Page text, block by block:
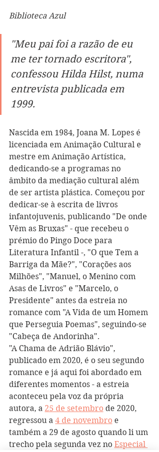
Biblioteca Azul
"Meu pai foi a razão de eu
me ter tornado escritora",
confessou Hilda Hilst, numa
entrevista publicada em
1999.
Nascida em 1984, Joana M. Lopes é
licenciada em Animação Cultural e
mestre em Animação Artística,
dedicando-se a programas no
âmbito da mediação cultural além
de ser artista plástica. Começou por
dedicar-se à escrita de livros
infantojuvenis, publicando "De onde
Vêm as Bruxas" - que recebeu o
prémio do Pingo Doce para
Literatura Infantil -, "O que Tem a
Barriga da Mãe?", "Corações aos
Milhões", "Manuel, o Menino com
Asas de Livros" e "Marcelo, o
Presidente" antes da estreia no
romance com "A Vida de um Homem
que Perseguia Poemas", seguindo-se
"Cabeça de Andorinha".
"A Chama de Adrião Blávio",
publicado em 2020, é o seu segundo
romance e já aqui foi abordado em
diferentes momentos - a estreia
aconteceu pela voz da própria
autora, a 25 de setembro de 2020,
regressou a 4 de novembro e
também a 29 de agosto quando li um
trecho pela segunda vez no Especial